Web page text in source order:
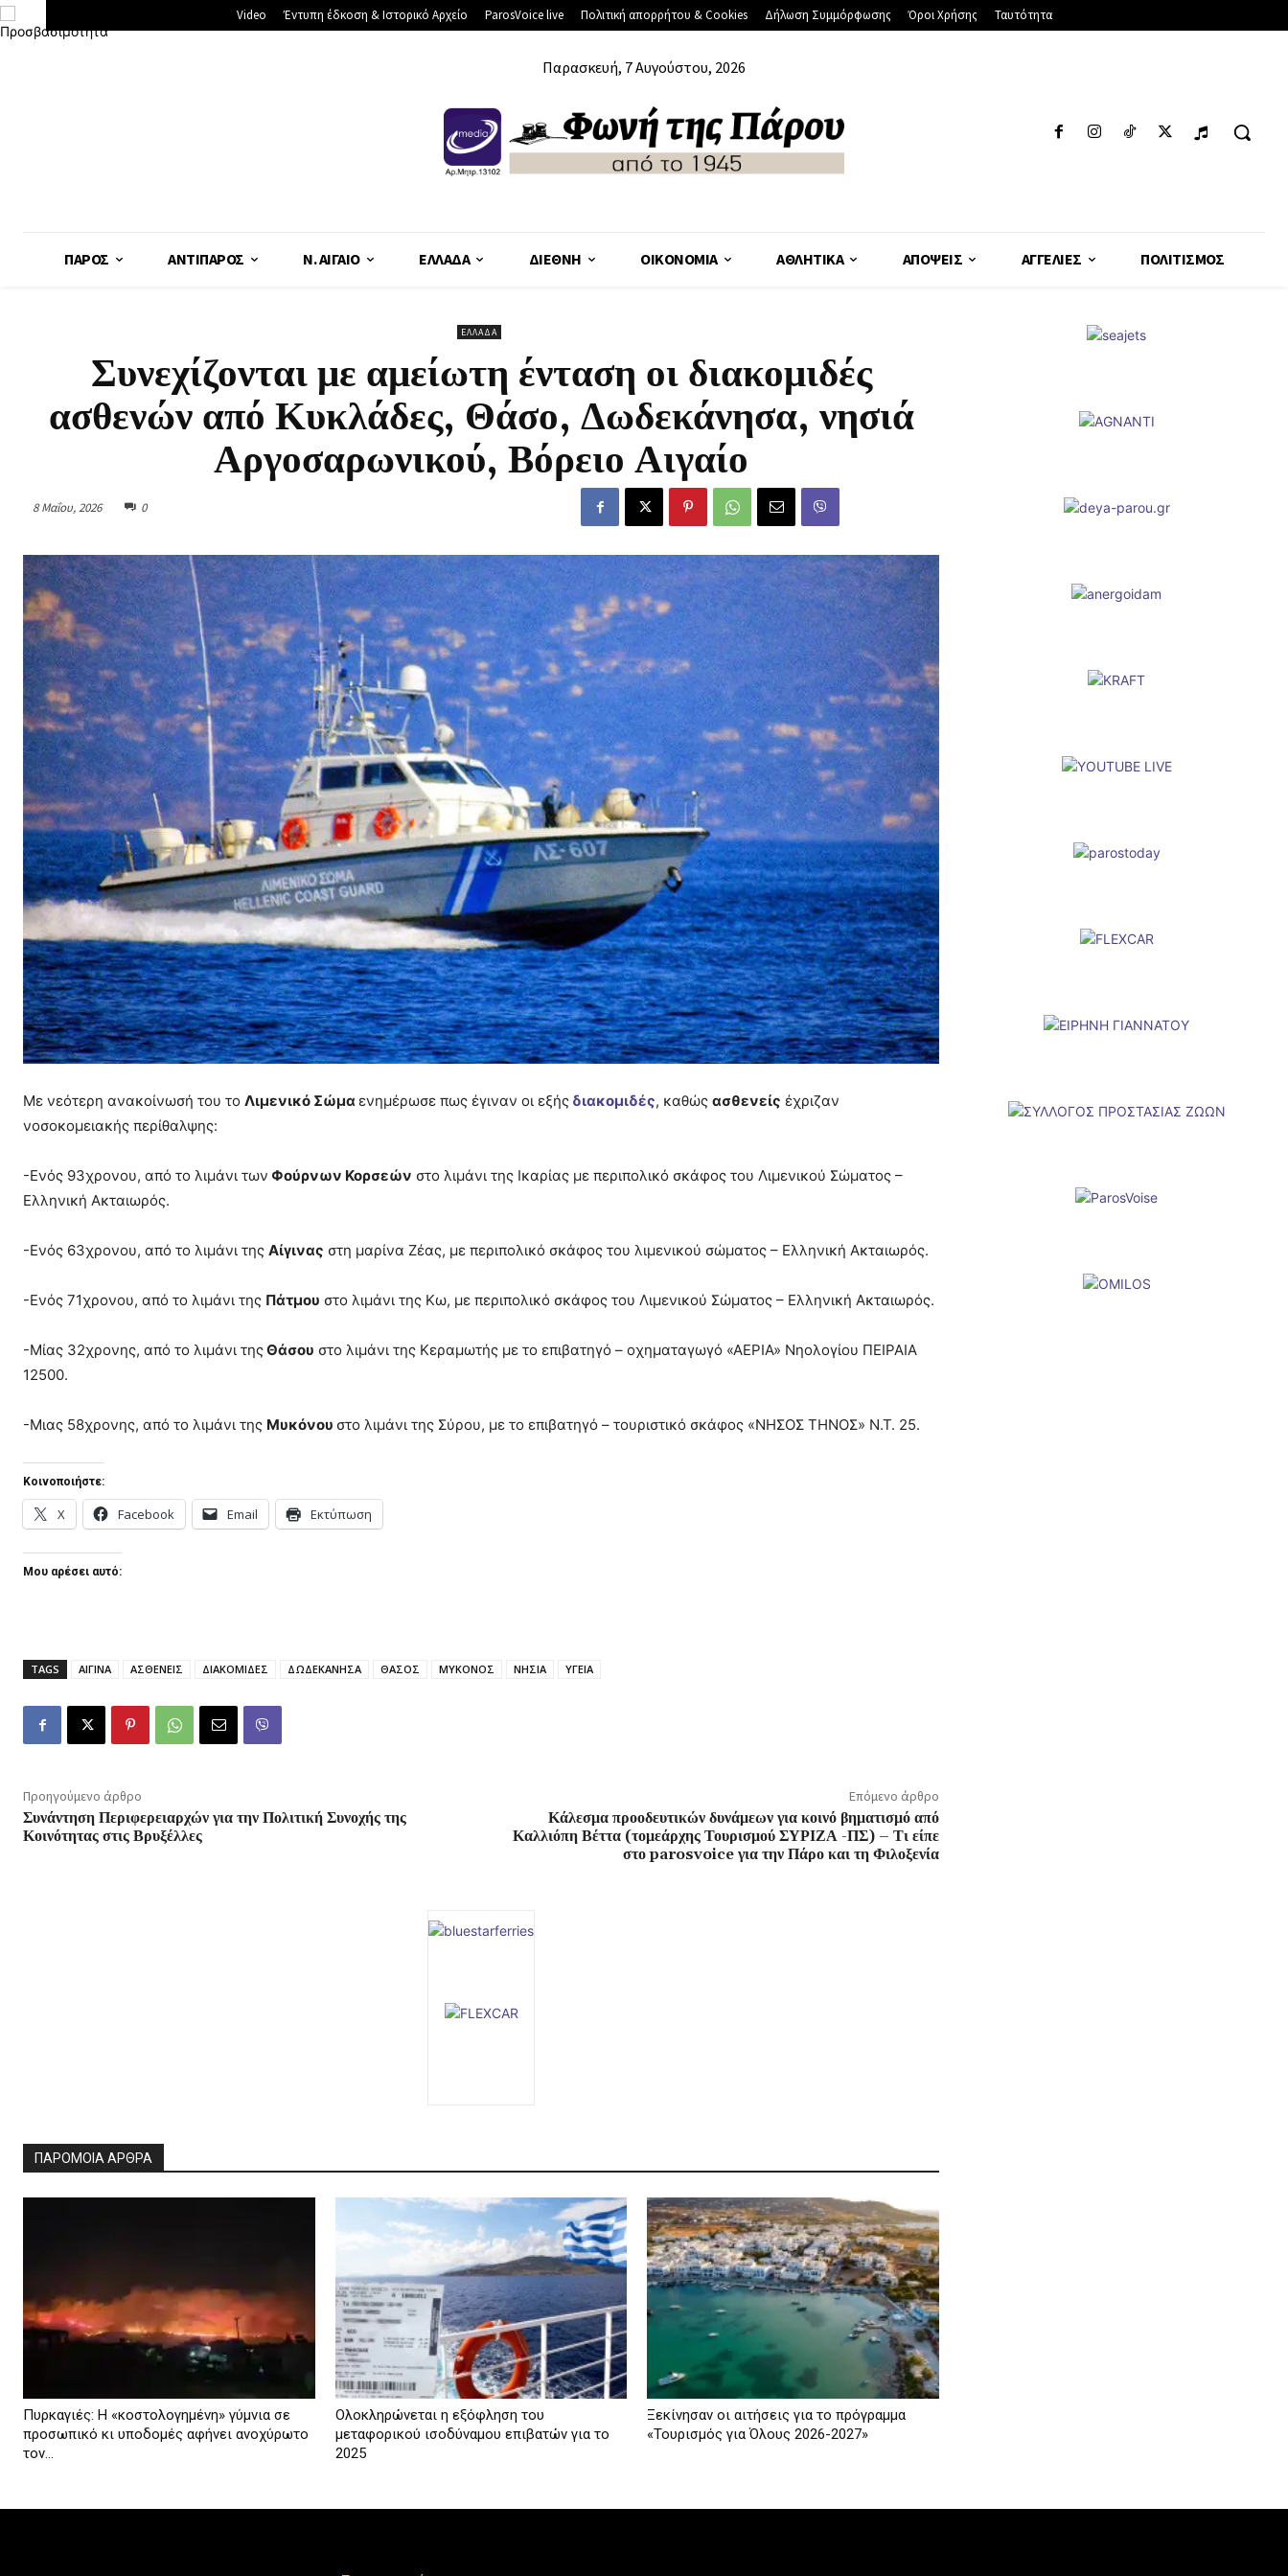
Video Έντυπη έδκοση & Ιστορικό Αρχείο ParosVoice live Πολιτική απορρήτου & Cookies Δήλωση Συμμόρφωσης Όροι Χρήσης Ταυτότητα
Παρασκευή, 7 Αυγούστου, 2026
ΠΆΡΟΣ ΑΝΤΊΠΑΡΟΣ Ν. ΑΙΓΑΊΟ ΕΛΛΆΔΑ ΔΙΕΘΝΉ ΟΙΚΟΝΟΜΊΑ ΑΘΛΗΤΙΚΆ ΑΠΌΨΕΙΣ ΑΓΓΕΛΊΕΣ ΠΟΛΙΤΙΣΜΌΣ
ΕΛΛΆΔΑ
Συνεχίζονται με αμείωτη ένταση οι διακομιδές
ασθενών από Κυκλάδες, Θάσο, Δωδεκάνησα, νησιά
Αργοσαρωνικού, Βόρειο Αιγαίο
8 Μαΐου, 2026 0
Με νεότερη ανακοίνωσή του το Λιμενικό Σώμα ενημέρωσε πως έγιναν οι εξής διακομιδές, καθώς ασθενείς έχριζαν
νοσοκομειακής περίθαλψης:
-Ενός 93χρονου, από το λιμάνι των Φούρνων Κορσεών στο λιμάνι της Ικαρίας με περιπολικό σκάφος του Λιμενικού Σώματος –
Ελληνική Ακταιωρός.
-Ενός 63χρονου, από το λιμάνι της Αίγινας στη μαρίνα Ζέας, με περιπολικό σκάφος του λιμενικού σώματος – Ελληνική Ακταιωρός.
-Ενός 71χρονου, από το λιμάνι της Πάτμου στο λιμάνι της Κω, με περιπολικό σκάφος του Λιμενικού Σώματος – Ελληνική Ακταιωρός.
-Μίας 32χρονης, από το λιμάνι τηςΘάσου στο λιμάνι της Κεραμωτής με το επιβατηγό – οχηματαγωγό «ΑΕΡΙΑ» Νηολογίου ΠΕΙΡΑΙΑ
12500.
-Μιας 58χρονης, από το λιμάνι της Μυκόνου στο λιμάνι της Σύρου, με το επιβατηγό – τουριστικό σκάφος «ΝΗΣΟΣ ΤΗΝΟΣ» Ν.Τ. 25.
Κοινοποιήστε:
X Facebook Email Εκτύπωση
Μου αρέσει αυτό:
TAGS ΑΙΓΙΝΑ ΑΣΘΕΝΕΙΣ ΔΙΑΚΟΜΙΔΕΣ ΔΩΔΕΚΑΝΗΣΑ ΘΑΣΟΣ ΜΥΚΟΝΟΣ ΝΗΣΙΑ ΥΓΕΙΑ
Προηγούμενο άρθρο
Συνάντηση Περιφερειαρχών για την Πολιτική Συνοχής της
Κοινότητας στις Βρυξέλλες
Επόμενο άρθρο
Κάλεσμα προοδευτικών δυνάμεων για κοινό βηματισμό από
Καλλιόπη Βέττα (τομεάρχης Τουρισμού ΣΥΡΙΖΑ -ΠΣ) – Τι είπε
στο parosvoice για την Πάρο και τη Φιλοξενία
ΠΑΡΟΜΟΙΑ ΑΡΘΡΑ
Πυρκαγιές: Η «κοστολογημένη» γύμνια σε
προσωπικό κι υποδομές αφήνει ανοχύρωτο
τον...
Ολοκληρώνεται η εξόφληση του
μεταφορικού ισοδύναμου επιβατών για το
2025
Ξεκίνησαν οι αιτήσεις για το πρόγραμμα
«Τουρισμός για Όλους 2026-2027»